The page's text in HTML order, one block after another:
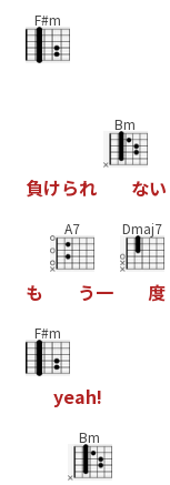
F#m
負けられ
Bm
ない
も
A7
う一
Dmaj7
度
F#m
yeah!
Bm